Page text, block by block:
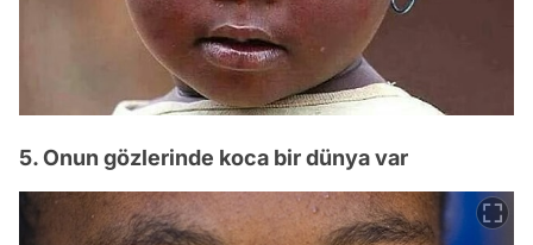
5. Onun gözlerinde koca bir dünya var